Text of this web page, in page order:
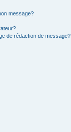
message?
de rédaction de message?